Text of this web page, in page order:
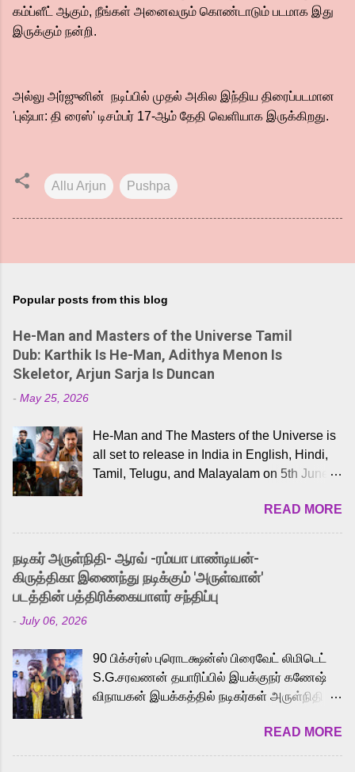
கம்ப்ளீட் ஆகும், நீங்கள் அனைவரும் கொண்டாடும் படமாக இது
இருக்கும் நன்றி.
அல்லு அர்ஜுனின் நடிப்பில் முதல் அகில இந்திய திரைப்படமான
'புஷ்பா: தி ரைஸ்' டிசம்பர் 17-ஆம் தேதி வெளியாக இருக்கிறது.
Allu Arjun Pushpa
Popular posts from this blog
He-Man and Masters of the Universe Tamil
Dub: Karthik Is He-Man, Adithya Menon Is
Skeletor, Arjun Sarja Is Duncan
- May 25, 2026
He-Man and The Masters of the Universe is
all set to release in India in English, Hindi,
Tamil, Telugu, and Malayalam on 5th June,
received a lot of love from cult He-Man fans
and offered audiences an exciting glimpse
into the world of Eternia, the recently
released Tamil trailer has also generated
strong excitement among Tamil audiences.
Adding to the growing buzz is the film’s
to the iconic superhero He-Man. Known for
memorable songs like “Behene De” from
Raavan, “Oru Maalai” from Ghajini, and
loved for his versatile voice and strong
command over multiple languages, making
READ MORE
நடிகர் அருள்நிதி- ஆரவ் -ரம்யா பாண்டியன்-
கிருத்திகா இணைந்து நடிக்கும் 'அருள்வான்'
படத்தின் பத்திரிக்கையாளர் சந்திப்பு
- July 06, 2026
90 பிக்சர்ஸ் புரொடக்ஷன்ஸ் பிரைவேட் லிமிடெட்
S.G.சரவணன் தயாரிப்பில் இயக்குநர் கணேஷ்
விநாயகன் இயக்கத்தில் நடிகர்கள் அருள்நிதி -
முக்கிய வேடத்தில் இணைந்து நடித்திருக்கும்
'அருள்வான்' திரைப்படத்தினை
READ MORE